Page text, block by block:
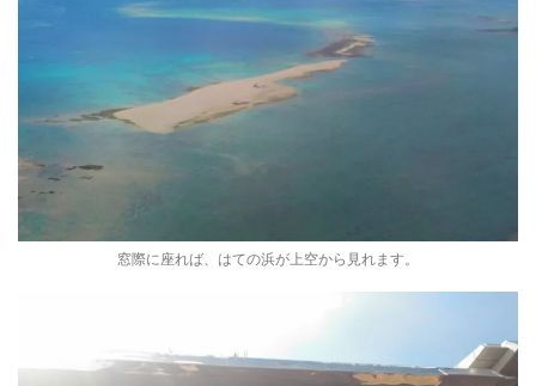
窓際に座れば、はての浜が上空から見れます。